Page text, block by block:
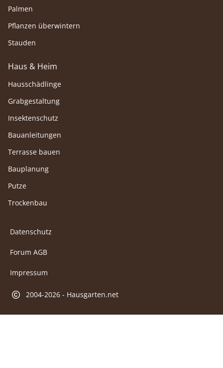
Palmen
Pflanzen überwintern
Stauden
Haus & Heim
Hausschädlinge
Grabgestaltung
Insektenschutz
Bauanleitungen
Terrasse bauen
Bauplanung
Putze
Trockenbau
Datenschutz
Forum AGB
Impressum
2004-2026 - Hausgarten.net